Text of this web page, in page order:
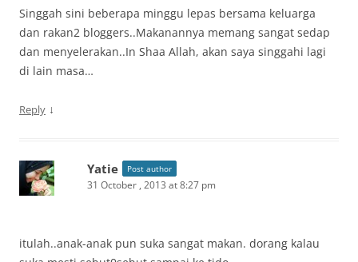
Singgah sini beberapa minggu lepas bersama keluarga
dan rakan2 bloggers..Makanannya memang sangat sedap
dan menyelerakan..In Shaa Allah, akan saya singgahi lagi
di lain masa…
Reply ↓
Yatie Post author
31 October , 2013 at 8:27 pm
itulah..anak-anak pun suka sangat makan. dorang kalau